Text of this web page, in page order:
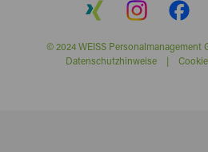
© 2024 WEISS
Datenschutzhinweise|